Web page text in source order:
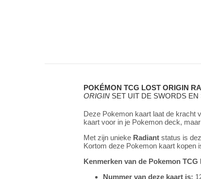
POKÉMON TCG LOST ORIGIN
ORIGIN SET UIT DE SWORDS EN
Deze Pokemon kaart laat de kracht
kaart voor in je Pokemon deck,
Met zijn unieke Radiant status is
Kortom deze Pokemon kaart kopen
Kenmerken van de Pokemon
Nummer van deze kaart is: